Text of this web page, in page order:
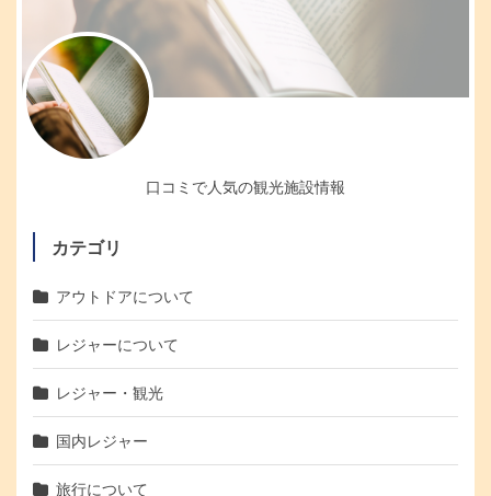
口コミで人気の観光施設情報
カテゴリ
アウトドアについて
レジャーについて
レジャー・観光
国内レジャー
旅行について